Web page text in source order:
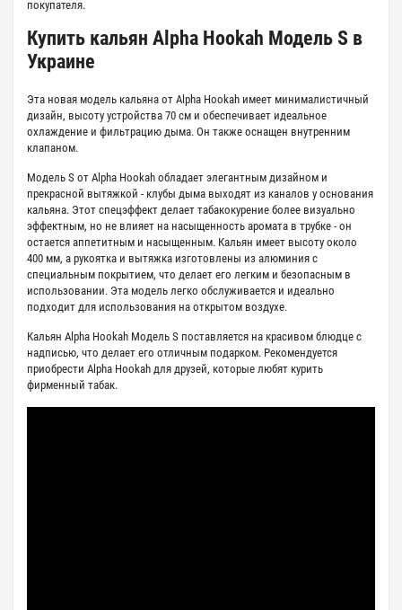
покупателя.
Купить кальян Alpha Hookah Модель S в
Украине
Эта новая модель кальяна от Alpha Hookah имеет минималистичный
дизайн, высоту устройства 70 см и обеспечивает идеальное
охлаждение и фильтрацию дыма. Он также оснащен внутренним
клапаном.
Модель S от Alpha Hookah обладает элегантным дизайном и
прекрасной вытяжкой - клубы дыма выходят из каналов у основания
кальяна. Этот спецэффект делает табакокурение более визуально
эффектным, но не влияет на насыщенность аромата в трубке - он
остается аппетитным и насыщенным. Кальян имеет высоту около
400 мм, а рукоятка и вытяжка изготовлены из алюминия с
специальным покрытием, что делает его легким и безопасным в
использовании. Эта модель легко обслуживается и идеально
подходит для использования на открытом воздухе.
Кальян Alpha Hookah Модель S поставляется на красивом блюдце с
надписью, что делает его отличным подарком. Рекомендуется
приобрести Alpha Hookah для друзей, которые любят курить
фирменный табак.